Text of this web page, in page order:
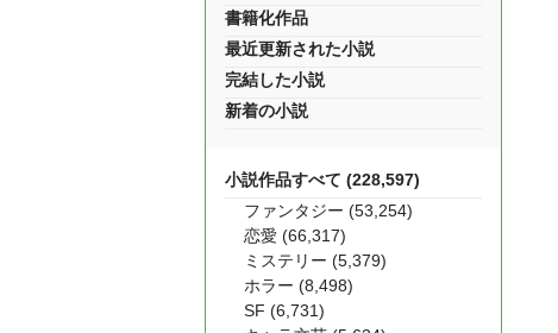
書籍化作品
最近更新された小説
完結した小説
新着の小説
小説作品すべて (228,597)
ファンタジー (53,254)
恋愛 (66,317)
ミステリー (5,379)
ホラー (8,498)
SF (6,731)